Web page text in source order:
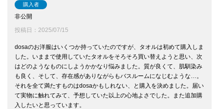
購入者
非公開
投稿日
2025/07/15
dosaのお洋服はいくつか持っていたのですが、タオルは初めて購入しま
した。いままで使用していたタオルをそろそろ買い替えようと思い、次
はどのようなものにしようかかなり悩みました。質が良くて、肌馴染み
も良く、そして、存在感がありながらもバスルームになじむような…。
それを全て満たすものはdosaかもしれない、と購入を決めました。届い
て実物に触れてみて、予想していた以上の心地よさでした。また追加購
入したいと思っています。